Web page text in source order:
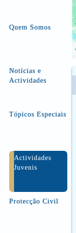
Quem Somos
Notícias e
Actividades
Tópicos Especiais
Actividades
Juvenis
Protecção Civil